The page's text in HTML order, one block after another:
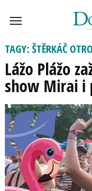
TAGY: ŠTĚRKÁČ
Lážo Plážo
show Mirai i